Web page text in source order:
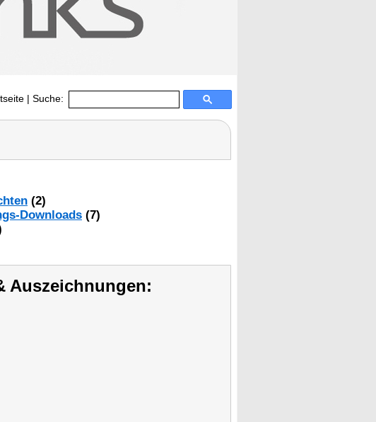
| Suche:
(2)
Downloads (7)
Auszeichnungen: